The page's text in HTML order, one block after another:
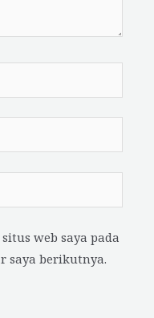
web saya pada
saya berikutnya.